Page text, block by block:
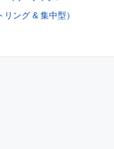
ング & 集中型）